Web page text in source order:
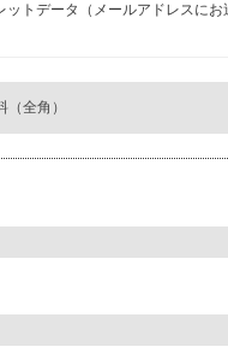
トデータ（メールアドレスにお